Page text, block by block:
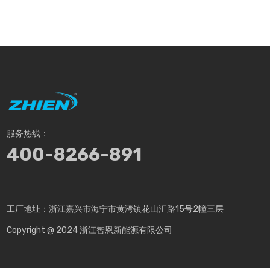
服务热线：
400-8266-891
工厂地址：浙江嘉兴市海宁市黄湾镇花山汇路15号2幢三层
Copyright @ 2024 浙江智恩新能源有限公司